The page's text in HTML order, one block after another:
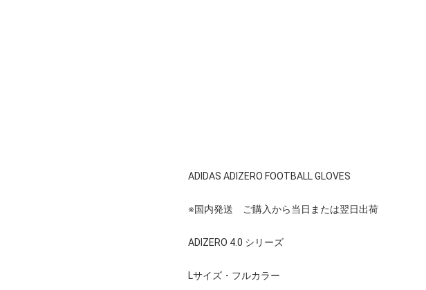
ADIDAS ADIZERO FOOTBALL GLOVES
※国内発送 ご購入から当日または翌日出荷
ADIZERO 4.0 シリーズ
Lサイズ・フルカラー